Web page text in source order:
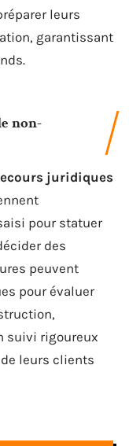
leurs
garantissant
non-
juridiques
pour statuer
des
peuvent
pour évaluer
suivi rigoureux
leurs clients